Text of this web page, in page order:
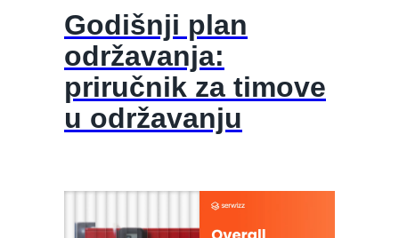
Godišnji plan
održavanja:
priručnik za timove
u održavanju